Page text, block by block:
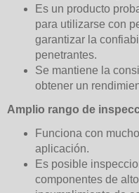
Es un producto
para utilizarse con
garantizar la
penetrantes.
Se mantiene la
obtener un
Amplio rango de
Funciona con
aplicación.
Es posible
componentes de